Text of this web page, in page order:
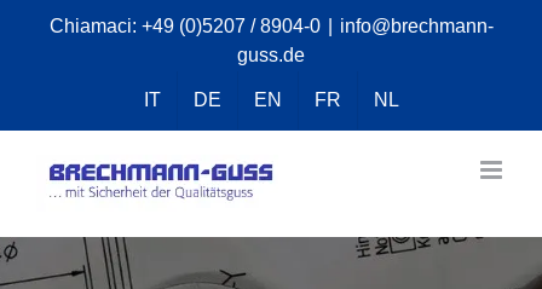
Chiamaci: +49 (0)5207 / 8904-0
info@brechmann-
guss.de
IT DE EN FR NL